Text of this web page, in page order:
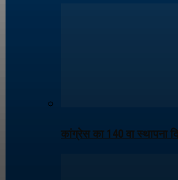
कांग्रेस का 140 वा स्थापना